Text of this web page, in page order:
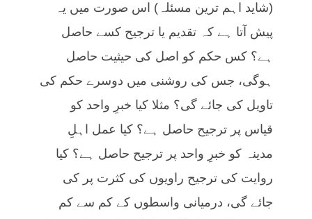
(شاید اہم ترین مسئلہ) اس صورت میں یہ
پیش آتا ہے کہ تقدیم یا ترجیح کسے حاصل
ہے؟ کس حکم کو اصل کی حیثیت حاصل
ہوگی، جس کی روشنی میں دوسرے حکم کی
تاویل کی جائے گی؟ مثلا کیا خبرِ واحد کو
قیاس پر ترجیح حاصل ہے؟ کیا عمل اہلِ
مدینہ کو خبرِ واحد پر ترجیح حاصل ہے؟ کیا
روایت کی ترجیح راویوں کی کثرت پر کی
جائے گی، درمیانی واسطوں کے کم سے کم